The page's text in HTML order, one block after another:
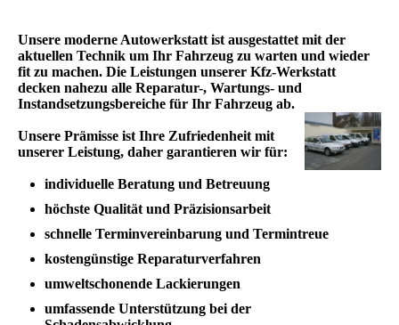
Unsere moderne Autowerkstatt ist ausgestattet mit der
aktuellen Technik um Ihr Fahrzeug zu warten und wieder
fit zu machen. Die Leistungen unserer Kfz-Werkstatt
decken nahezu alle Reparatur-, Wartungs- und
Instandsetzungsbereiche für Ihr Fahrzeug ab.
Unsere Prämisse ist Ihre Zufriedenheit mit
unserer Leistung, daher garantieren wir für:
individuelle Beratung und Betreuung
höchste Qualität und Präzisionsarbeit
schnelle Terminvereinbarung und Termintreue
kostengünstige Reparaturverfahren
umweltschonende Lackierungen
umfassende Unterstützung bei der